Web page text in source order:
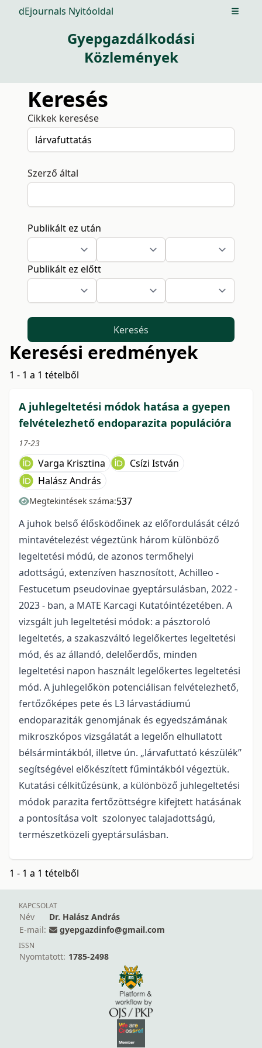
dEjournals Nyitóoldal Open
Gyepgazdálkodási
Közlemények
Keresés
Cikkek keresése
Szerző által
Publikált ez után
Publikált ez előtt
Keresés
Keresési eredmények
1 - 1 a 1 tételből
A juhlegeltetési módok hatása a gyepen
felvételezhető endoparazita populációra
17-23
Varga Krisztina
Csízi István
Halász András
Megtekintések száma:537
A juhok belső élősködőinek az előfordulását célzó
mintavételezést végeztünk három különböző
legeltetési módú, de azonos termőhelyi
adottságú, extenzíven hasznosított, Achilleo -
Festucetum pseudovinae gyeptársulásban, 2022 -
2023 - ban, a MATE Karcagi Kutatóintézetében. A
vizsgált juh legeltetési módok: a pásztoroló
legeltetés, a szakaszváltó legelőkertes legeltetési
mód, és az állandó, delelőerdős, minden
legeltetési napon használt legelőkertes legeltetési
mód. A juhlegelőkön potenciálisan felvételezhető,
fertőzőképes pete és L3 lárvastádiumú
endoparaziták genomjának és egyedszámának
mikroszkópos vizsgálatát a legelőn elhullatott
bélsármintákból, illetve ún. „lárvafuttató készülék”
segítségével előkészített fűmintákból végeztük.
Kutatási célkitűzésünk, a különböző juhlegeltetési
módok parazita fertőzöttségre kifejtett hatásának
a pontosítása volt szolonyec talajadottságú,
természetközeli gyeptársulásban.
1 - 1 a 1 tételből
KAPCSOLAT
Név
Dr. Halász András
E-mail:
gyepgazdinfo@gmail.com
ISSN
Nyomtatott: 1785-2498